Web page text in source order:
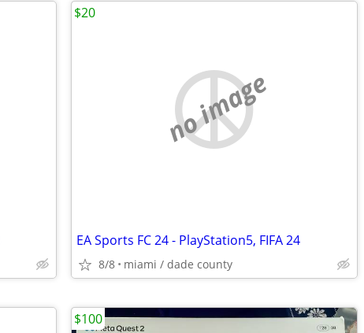
no image
EA Sports FC 24 - PlayStation5, FIFA 24
8/8 miami / dade county
$20
$100